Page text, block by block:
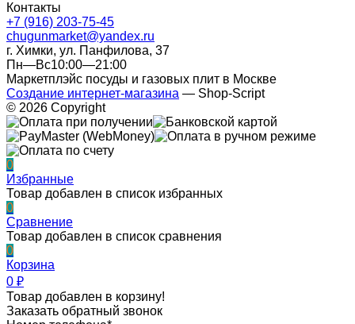
Контакты
+7 (916) 203-75-45
chugunmarket@yandex.ru
г. Химки, ул. Панфилова, 37
Пн—Вс10:00—21:00
Маркетплэйс посуды и газовых плит в Москве
Создание интернет-магазина — Shop-Script
© 2026 Copyright
0
Избранные
Товар добавлен в список избранных
0
Сравнение
Товар добавлен в список сравнения
0
Корзина
0 ₽
Товар добавлен в корзину!
Заказать обратный звонок